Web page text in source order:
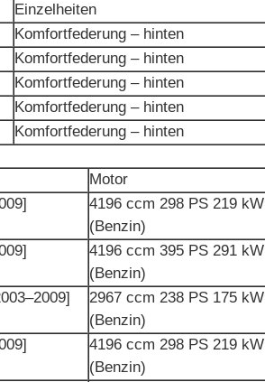
Einzelheiten
Komfortfederung – hinten
Komfortfederung – hinten
Komfortfederung – hinten
Komfortfederung – hinten
Komfortfederung – hinten
Motor
4196 ccm 298 PS 219 kW
(Benzin)
4196 ccm 395 PS 291 kW
(Benzin)
2967 ccm 238 PS 175 kW
(Benzin)
4196 ccm 298 PS 219 kW
(Benzin)